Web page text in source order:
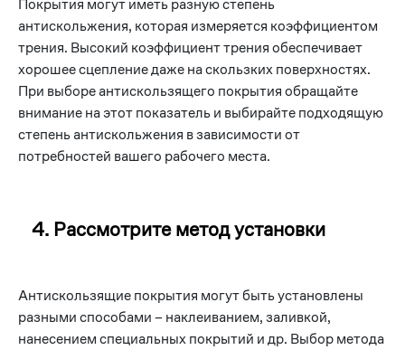
Покрытия могут иметь разную степень
антискольжения, которая измеряется коэффициентом
трения. Высокий коэффициент трения обеспечивает
хорошее сцепление даже на скользких поверхностях.
При выборе антискользящего покрытия обращайте
внимание на этот показатель и выбирайте подходящую
степень антискольжения в зависимости от
потребностей вашего рабочего места.
4. Рассмотрите метод установки
Антискользящие покрытия могут быть установлены
разными способами – наклеиванием, заливкой,
нанесением специальных покрытий и др. Выбор метода